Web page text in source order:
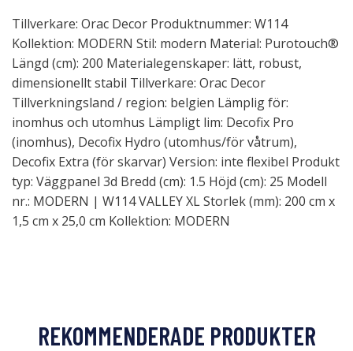
Tillverkare: Orac Decor Produktnummer: W114
Kollektion: MODERN Stil: modern Material: Purotouch®
Längd (cm): 200 Materialegenskaper: lätt, robust,
dimensionellt stabil Tillverkare: Orac Decor
Tillverkningsland / region: belgien Lämplig för:
inomhus och utomhus Lämpligt lim: Decofix Pro
(inomhus), Decofix Hydro (utomhus/för våtrum),
Decofix Extra (för skarvar) Version: inte flexibel Produkt
typ: Väggpanel 3d Bredd (cm): 1.5 Höjd (cm): 25 Modell
nr.: MODERN | W114 VALLEY XL Storlek (mm): 200 cm x
1,5 cm x 25,0 cm Kollektion: MODERN
REKOMMENDERADE PRODUKTER